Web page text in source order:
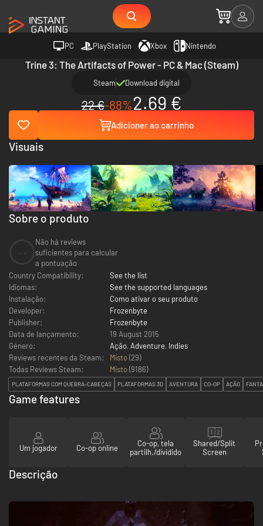
PC PlayStation Xbox Nintendo
Trine 3: The Artifacts of Power - PC & Mac (Steam)
Steam Download digital
22 €-88%2.69 €
Adicioner ao carrinho
Sobre o produto
Não há reviews
suficientes para calcular
a pontuação
Country Compatibility:
See the list
Idiomas:
See the supported languages
Instalação:
Como ativar o seu produto
Developer:
Frozenbyte
Publisher:
Frozenbyte
Data de lançamento:
19 August 2015
Género:
Ação, Adventure, Indies
Reviews recentes da Steam:
Misto(29)
Todas Reviews Steam:
Misto(9186)
PLATAFORMAS COM QUEBRA-CABEÇAS PLATAFORMAS 3D AVENTURA CO-OP AÇÃO
Visuais
Game features
Um jogador Co-op online
Co-op, tela
partilh./dividido
Shared/Split
Screen
Descrição